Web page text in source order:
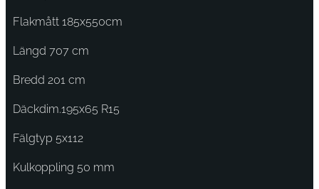
Flakmått 185x550cm
Längd 707 cm
Bredd 201 cm
Däckdim.195x65 R15
Fälgtyp 5x112
Kulkoppling 50 mm